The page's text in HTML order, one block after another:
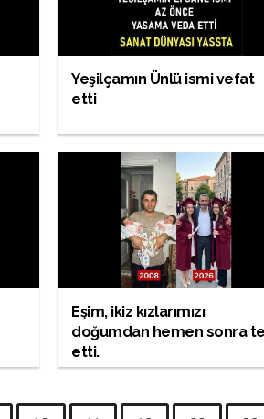
Yeşilçamın Ünlü ismi vefat
etti
Eşim, ikiz kızlarımızı
doğumdan hemen sonra
etti.